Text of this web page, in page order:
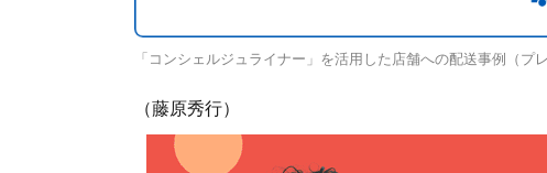
「コンシェルジュライナー」を活用した店舗への配送事例（プ
（藤原秀行）